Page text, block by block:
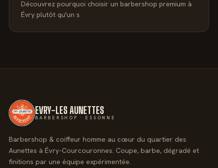
Découvrez pourquoi choisir un barbershop premium à
Évry plutôt qu'un s
EVRY-LES AUNETTES
BARBERSHOP · ESSONNE
Barbershop & coiffeur homme au cœur du quartier des
Aunettes à Évry-Courcouronnes. Coupe, barbe, dégradé et
finitions par une équipe expérimentée.